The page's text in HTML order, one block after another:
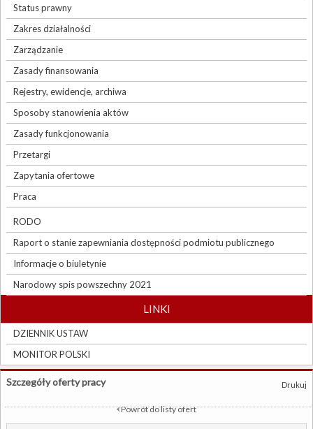
Status prawny
Zakres działalności
Zarządzanie
Zasady finansowania
Rejestry, ewidencje, archiwa
Sposoby stanowienia aktów
Zasady funkcjonowania
Przetargi
Zapytania ofertowe
Praca
RODO
Raport o stanie zapewniania dostępności podmiotu publicznego
Informacje o biuletynie
Narodowy spis powszechny 2021
LINKI
DZIENNIK USTAW
MONITOR POLSKI
Drukuj
Szczegóły oferty pracy
Powrót do listy ofert